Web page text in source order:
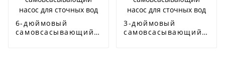
6-дюймовый
самовсасывающий
3-дюймовый
самовсасывающий